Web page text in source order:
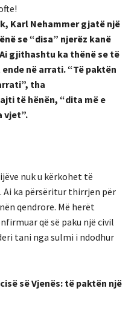
Karl Nehammer gjatë një
se “disa” njerëz kanë
gjithashtu ka thënë se të
në arrati. “Të paktën
tha
të hënën, “dita më e
vjet”.
nuk u kërkohet të
ka përsëritur thirrjen për
qendrore. Më herët
që së paku një civil
tani nga sulmi i ndodhur
së Vjenës: të paktën një